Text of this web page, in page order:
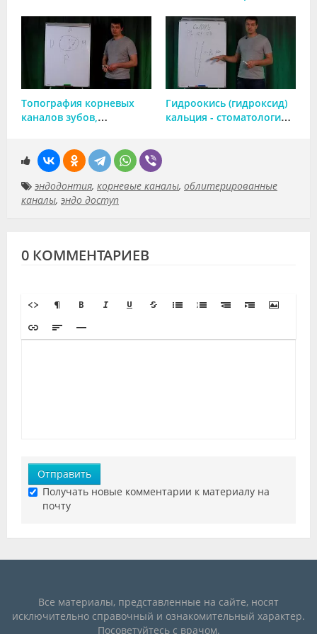
Топография корневых
каналов зубов,
количества устьев
корневых каналов
Гидроокись (гидроксид)
кальция - стоматология,
эндодонтия, корневые каналы, облитерированные
каналы, эндо доступ
0 КОММЕНТАРИЕВ
Отправить
Получать новые комментарии к материалу на
почту
Все материалы, представленные на сайте, носят
исключительно справочный и ознакомительный характер.
Посоветуйтесь с врачом.